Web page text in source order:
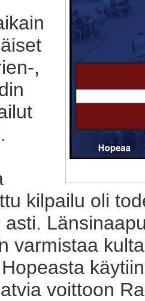
,
kilpailu oli
asti.
varmistaa
voittoon